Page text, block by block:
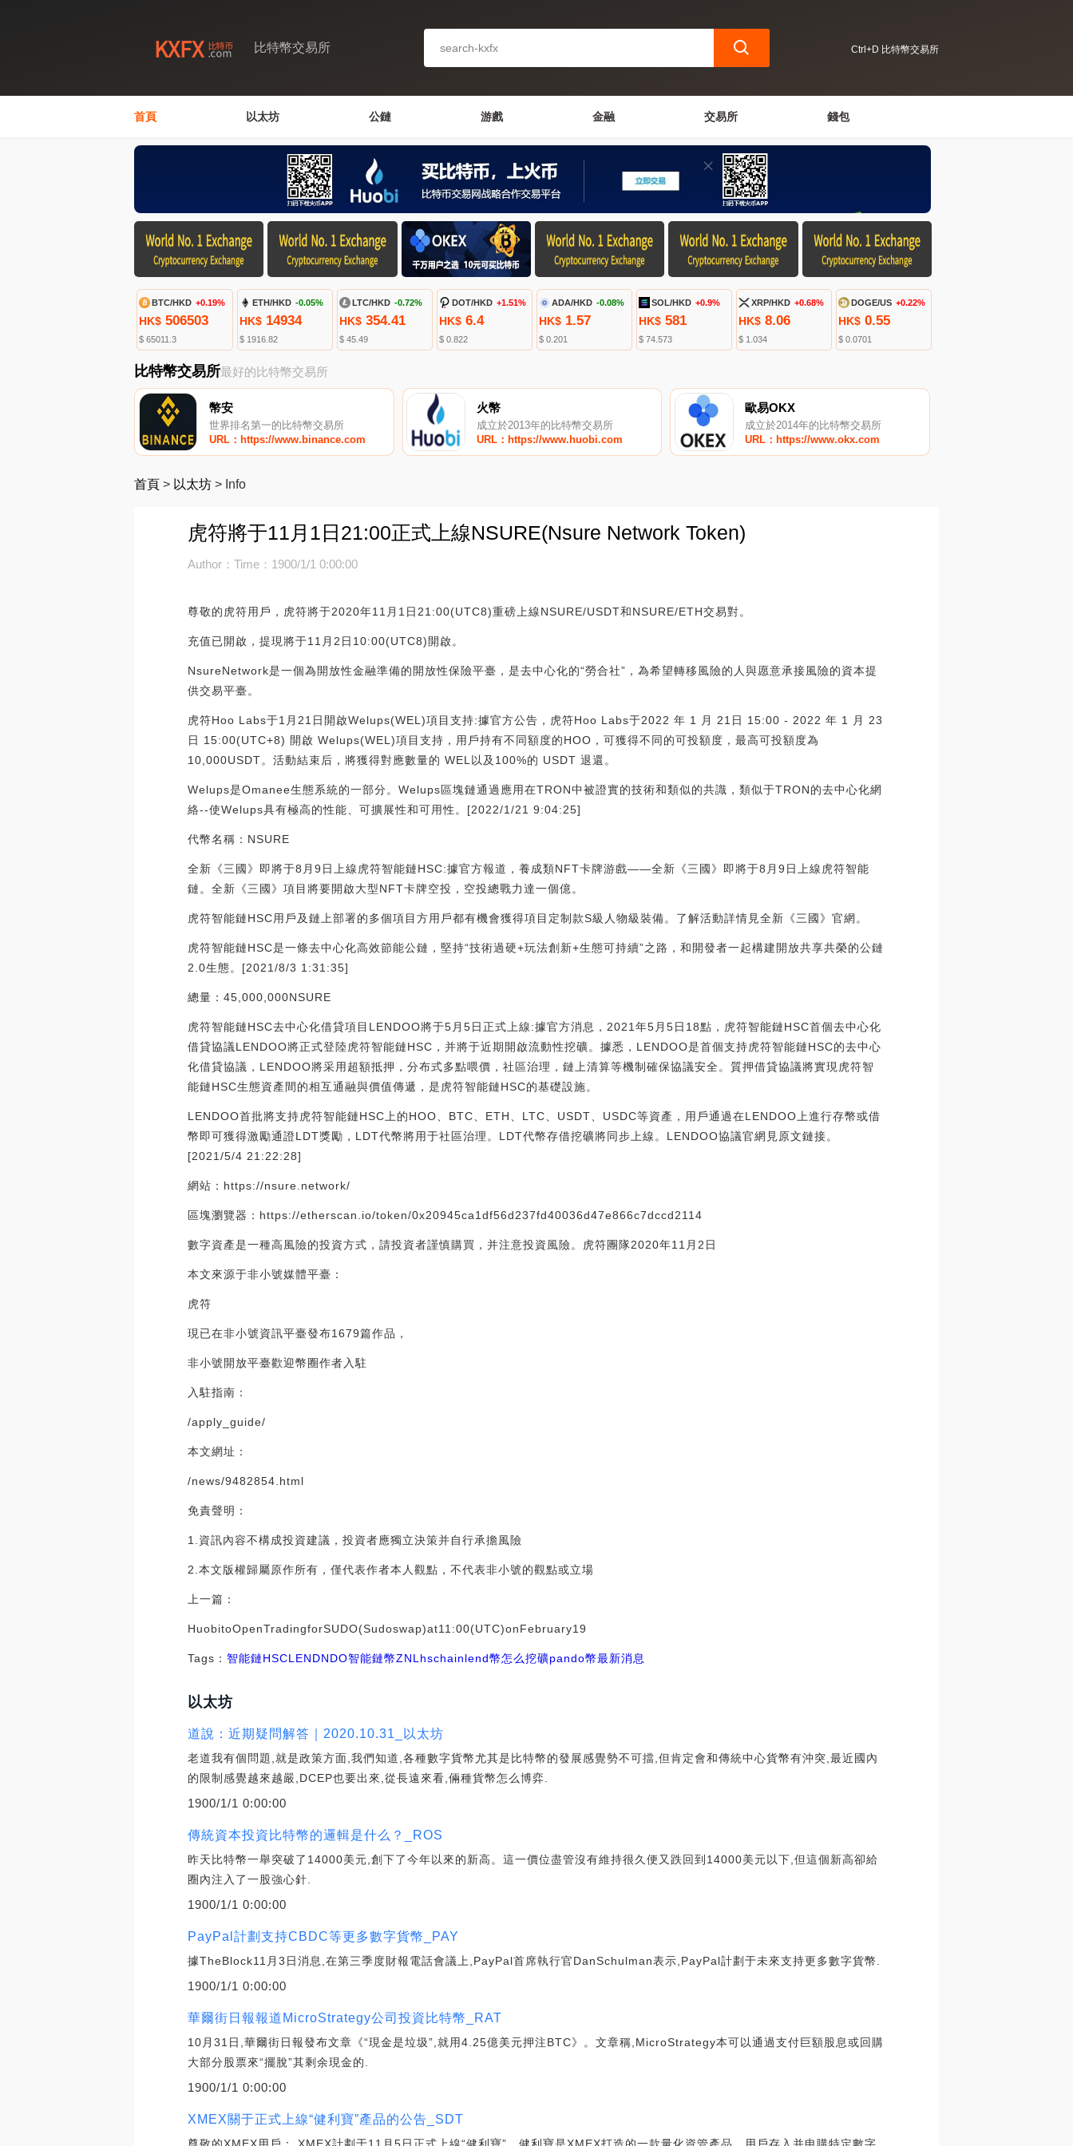
比特幣交易所 Ctrl+D 比特幣交易所
首頁 以太坊 公鏈 游戲 金融 交易所 錢包
BTC/HKD +0.19%
HK$ 506503
$ 65011.3
ETH/HKD -0.05%
HK$14934
$ 1916.82
LTC/HKD -0.72%
HK$354.41
$ 45.49
DOT/HKD +1.51%
HK$6.4
$ 0.822
ADA/HKD -0.08%
HK$1.57
$ 0.201
SOL/HKD +0.9%
HK$ 581
$ 74.573
XRP/HKD +0.68%
HK$ 8.06
$ 1.034
DOGE/US +0.22%
HK$ 0.55
$ 0.0701
比特幣交易所最好的比特幣交易所
幣安
世界排名第一的比特幣交易所
URL：https://www.binance.com
火幣
成立於2013年的比特幣交易所
URL：https://www.huobi.com
歐易OKX
成立於2014年的比特幣交易所
URL：https://www.okx.com
首頁 > 以太坊 > Info
虎符將于11月1日21:00正式上線NSURE(Nsure Network Token)
Author：Time：1900/1/1 0:00:00
尊敬的虎符用戶，虎符將于2020年11月1日21:00(UTC8)重磅上線NSURE/USDT和NSURE/ETH交易對。
充值已開啟，提現將于11月2日10:00(UTC8)開啟。
NsureNetwork是一個為開放性金融準備的開放性保險平臺，是去中心化的“勞合社”，為希望轉移風險的人與愿意承接風險的資本提
供交易平臺。
虎符Hoo Labs于1月21日開啟Welups(WEL)項目支持:據官方公告，虎符Hoo Labs于2022 年 1 月 21日 15:00 - 2022 年 1 月 23
日 15:00(UTC+8) 開啟 Welups(WEL)項目支持，用戶持有不同額度的HOO，可獲得不同的可投額度，最高可投額度為
10,000USDT。活動結束后，將獲得對應數量的 WEL以及100%的 USDT 退還。
Welups是Omanee生態系統的一部分。Welups區塊鏈通過應用在TRON中被證實的技術和類似的共識，類似于TRON的去中心化網
絡--使Welups具有極高的性能、可擴展性和可用性。[2022/1/21 9:04:25]
代幣名稱：NSURE
全新《三國》即將于8月9日上線虎符智能鏈HSC:據官方報道，養成類NFT卡牌游戲——全新《三國》即將于8月9日上線虎符智能
鏈。全新《三國》項目將要開啟大型NFT卡牌空投，空投總戰力達一個億。
虎符智能鏈HSC用戶及鏈上部署的多個項目方用戶都有機會獲得項目定制款S級人物級裝備。了解活動詳情見全新《三國》官網。
虎符智能鏈HSC是一條去中心化高效節能公鏈，堅持“技術過硬+玩法創新+生態可持續”之路，和開發者一起構建開放共享共榮的公鏈
2.0生態。[2021/8/3 1:31:35]
總量：45,000,000NSURE
虎符智能鏈HSC去中心化借貸項目LENDOO將于5月5日正式上線:據官方消息，2021年5月5日18點，虎符智能鏈HSC首個去中心化
借貸協議LENDOO將正式登陸虎符智能鏈HSC，并將于近期開啟流動性挖礦。據悉，LENDOO是首個支持虎符智能鏈HSC的去中心
化借貸協議，LENDOO將采用超額抵押，分布式多點喂價，社區治理，鏈上清算等機制確保協議安全。質押借貸協議將實現虎符智
能鏈HSC生態資產間的相互通融與價值傳遞，是虎符智能鏈HSC的基礎設施。
LENDOO首批將支持虎符智能鏈HSC上的HOO、BTC、ETH、LTC、USDT、USDC等資產，用戶通過在LENDOO上進行存幣或借
幣即可獲得激勵通證LDT獎勵，LDT代幣將用于社區治理。LDT代幣存借挖礦將同步上線。LENDOO協議官網見原文鏈接。
[2021/5/4 21:22:28]
網站：https://nsure.network/
區塊瀏覽器：https://etherscan.io/token/0x20945ca1df56d237fd40036d47e866c7dccd2114
數字資產是一種高風險的投資方式，請投資者謹慎購買，并注意投資風險。虎符團隊2020年11月2日
本文來源于非小號媒體平臺：
虎符
現已在非小號資訊平臺發布1679篇作品，
非小號開放平臺歡迎幣圈作者入駐
入駐指南：
/apply_guide/
本文網址：
/news/9482854.html
免責聲明：
1.資訊內容不構成投資建議，投資者應獨立決策并自行承擔風險
2.本文版權歸屬原作所有，僅代表作者本人觀點，不代表非小號的觀點或立場
上一篇：
HuobitoOpenTradingforSUDO(Sudoswap)at11:00(UTC)onFebruary19
Tags：智能鏈HSCLENDNDO智能鏈幣ZNL hschainlend幣怎么挖礦pando幣最新消息
以太坊
道說：近期疑問解答｜2020.10.31_以太坊
老道我有個問題,就是政策方面,我們知道,各種數字貨幣尤其是比特幣的發展感覺勢不可擋,但肯定會和傳統中心貨幣有沖突,最近國內
的限制感覺越來越嚴,DCEP也要出來,從長遠來看,倆種貨幣怎么博弈.
1900/1/1 0:00:00
傳統資本投資比特幣的邏輯是什么？_ROS
昨天比特幣一舉突破了14000美元,創下了今年以來的新高。這一價位盡管沒有維持很久便又跌回到14000美元以下,但這個新高卻給
圈內注入了一股強心針.
1900/1/1 0:00:00
PayPal計劃支持CBDC等更多數字貨幣_PAY
據TheBlock11月3日消息,在第三季度財報電話會議上,PayPal首席執行官DanSchulman表示,PayPal計劃于未來支持更多數字貨幣.
1900/1/1 0:00:00
華爾街日報報道MicroStrategy公司投資比特幣_RAT
10月31日,華爾街日報發布文章《“現金是垃圾”,就用4.25億美元押注BTC》。文章稱,MicroStrategy本可以通過支付巨額股息或回購
大部分股票來“擺脫”其剩余現金的.
1900/1/1 0:00:00
XMEX關于正式上線“健利寶”產品的公告_SDT